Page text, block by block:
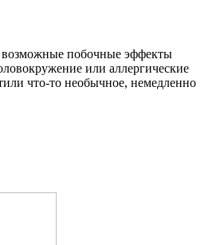
побочные эффекты
или аллергические
что-то необычное, немедленно